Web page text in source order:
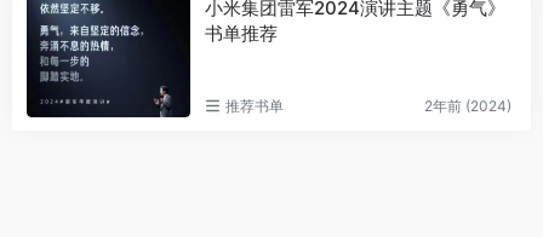
小米集团雷军2024演讲主题《勇气》
书单推荐
推荐书单 2年前 (2024)